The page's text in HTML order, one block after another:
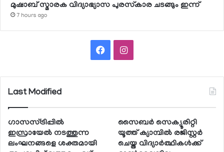
മുഷാബ് സ്മാരക വിദ്യാഭ്യാസ പുരസ്‌കാര ചടങ്ങും ഇന്ന്
7 hours ago
FacebookInstagram
Last Modified
ഗാസസ്ട്രിപ്പില്‍
ഇസ്രായേല്‍ നടത്തുന്ന
ലംഘനങ്ങളെ ശക്തമായി
സൈബര്‍ സെക്യൂരിറ്റി
യൂത്ത് ക്യാമ്പില്‍ രജിസ്റ്റര്‍
ചെയ്ത വിദ്യാര്‍ത്ഥികള്‍ക്ക്